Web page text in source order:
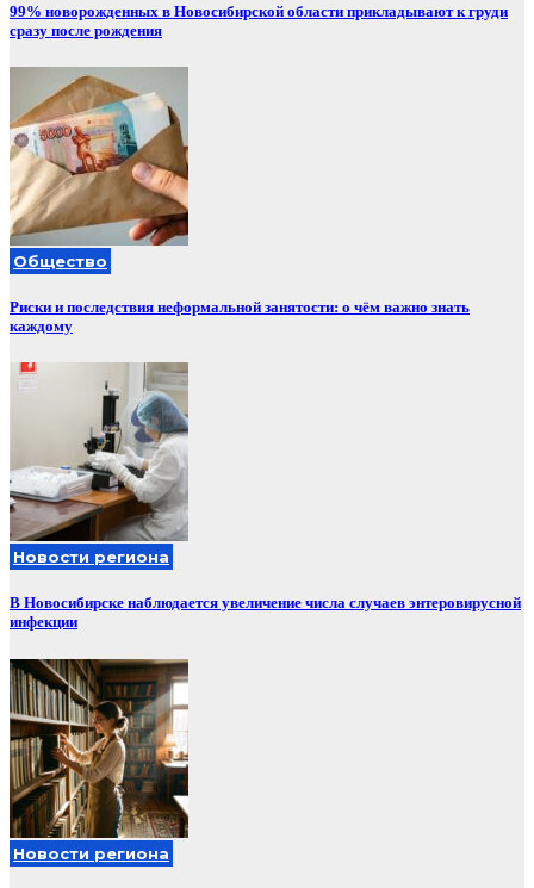
99% новорожденных в Новосибирской области прикладывают к груди
сразу после рождения
Общество
Риски и последствия неформальной занятости: о чём важно знать
каждому
Новости региона
В Новосибирске наблюдается увеличение числа случаев энтеровирусной
инфекции
Новости региона